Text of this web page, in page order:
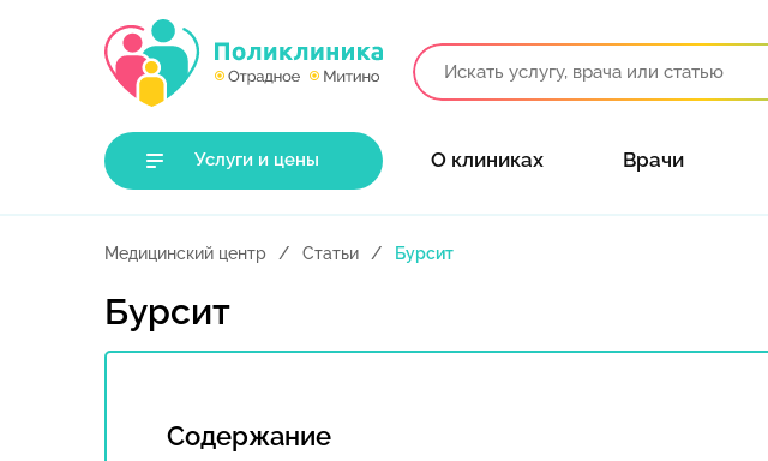
Услуги и цены О клиниках Врачи
Медицинский центр Статьи Бурсит
Бурсит
Содержание